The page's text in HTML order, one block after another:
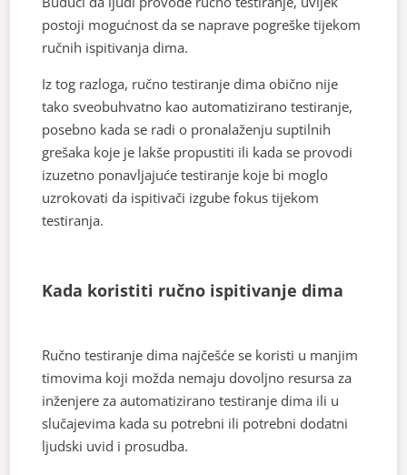
postoji mogućnost da se naprave pogreške tijekom
ručnih ispitivanja dima.
Iz tog razloga, ručno testiranje dima obično nije
tako sveobuhvatno kao automatizirano testiranje,
posebno kada se radi o pronalaženju suptilnih
grešaka koje je lakše propustiti ili kada se provodi
izuzetno ponavljajuće testiranje koje bi moglo
uzrokovati da ispitivači izgube fokus tijekom
testiranja.
Kada koristiti ručno ispitivanje dima
Ručno testiranje dima najčešće se koristi u manjim
timovima koji možda nemaju dovoljno resursa za
inženjere za automatizirano testiranje dima ili u
slučajevima kada su potrebni ili potrebni dodatni
ljudski uvid i prosudba.